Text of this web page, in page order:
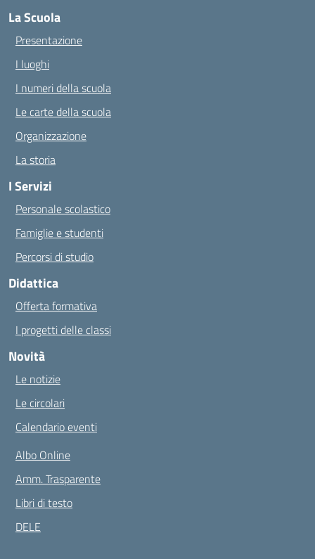
La Scuola
Presentazione
I luoghi
I numeri della scuola
Le carte della scuola
Organizzazione
La storia
I Servizi
Personale scolastico
Famiglie e studenti
Percorsi di studio
Didattica
Offerta formativa
I progetti delle classi
Novità
Le notizie
Le circolari
Calendario eventi
Albo Online
Amm. Trasparente
Libri di testo
DELE